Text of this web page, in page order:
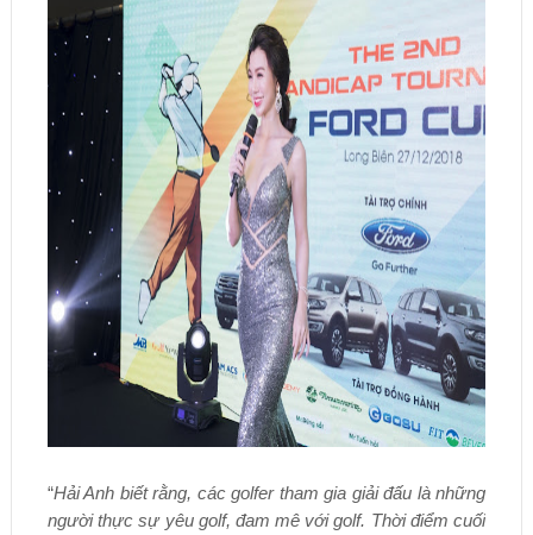
“Hải Anh biết rằng, các golfer tham gia giải đấu là những
người thực sự yêu golf, đam mê với golf. Thời điểm cuối